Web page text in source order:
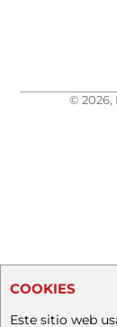
© 2026,
COOKIES
Este sitio web